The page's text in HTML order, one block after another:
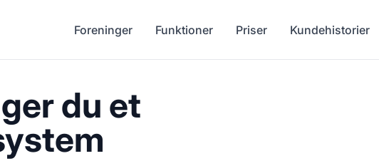
Foreninger Funktioner Priser Kundehistorier
du et